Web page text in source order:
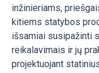
inžinieriams,
kitiems statybos
išsamiai susipažinti
reikalavimais ir jų
projektuojant